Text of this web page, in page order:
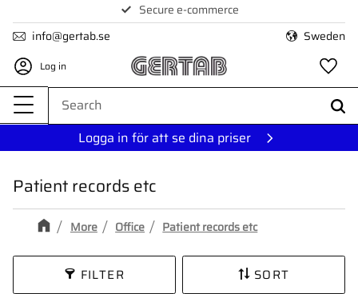
Menu
Secure e-commerce
info@gertab.se
Sweden
Log in
Logga in för att se dina priser
Patient records etc
More Office Patient records etc
FILTER SORT